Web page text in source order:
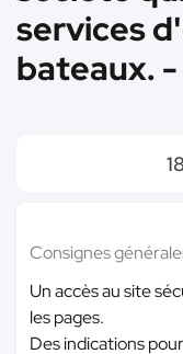
services
bateaux.
Consignes
Un accès au site
les pages.
Des indications